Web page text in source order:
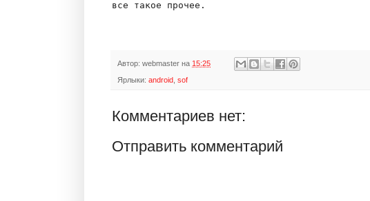
Автор: webmaster на 15:25
Ярлыки: android, sof
Комментариев нет:
Отправить комментарий